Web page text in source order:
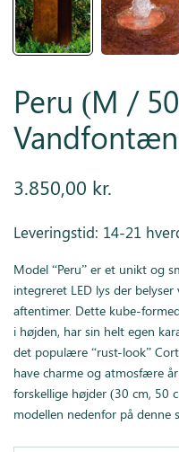
Peru (M /
3.850,00 kr.
Leveringstid: 14-21
Model “Peru” er et unikt og
integreret LED lys der
aftentimer. Dette kube-
i højden, har sin helt egen
det populære “rust-look”
have charme og atmosfære
forskellige højder (30 cm, 50
modellen nedenfor på denne